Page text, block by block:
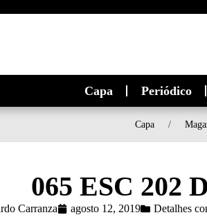
Capa Periódico
Capa /
065 ESC 202
Carranza agosto 12, 2019 Detalhes